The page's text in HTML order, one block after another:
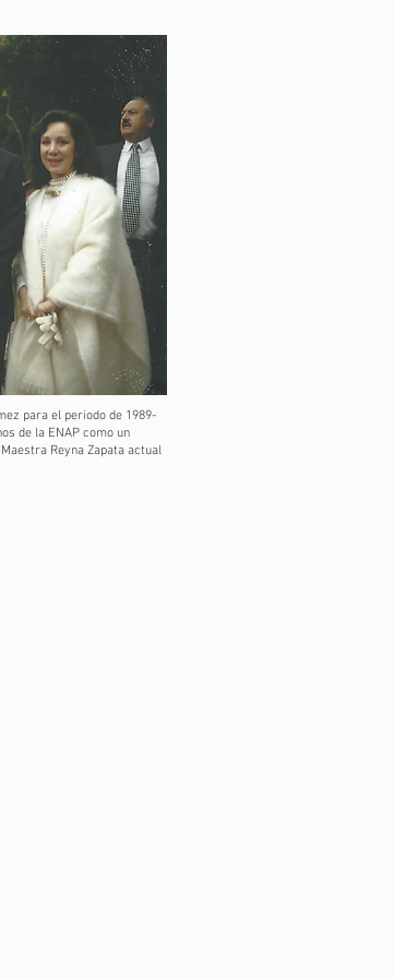
para el periodo de 1989-
de la ENAP como un
Reyna Zapata actual